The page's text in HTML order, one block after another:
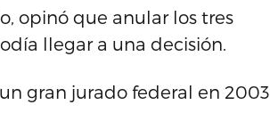
opinó que anular los tres
llegar a una decisión.
gran jurado federal en 2003